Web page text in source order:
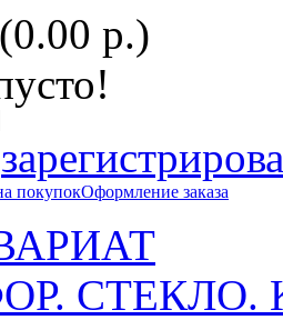
р.)
покупокОформление заказа